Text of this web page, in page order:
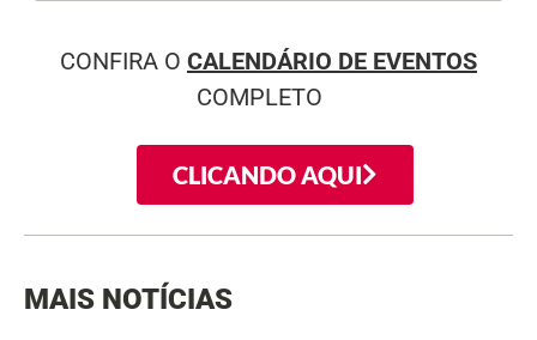
CONFIRA O CALENDÁRIO DE EVENTOS
COMPLETO
CLICANDO AQUI
MAIS NOTÍCIAS